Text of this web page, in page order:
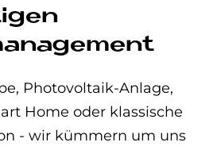
Photovoltaik-Anlage,
Home oder klassische
- wir kümmern um uns